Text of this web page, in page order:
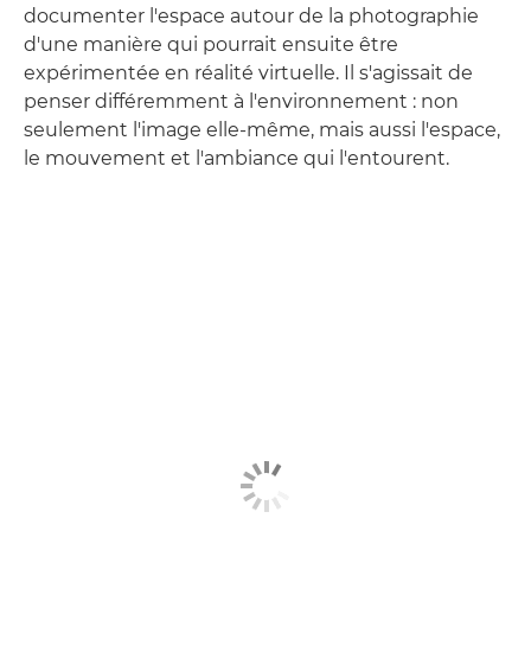
documenter l'espace autour de la photographie
d'une manière qui pourrait ensuite être
expérimentée en réalité virtuelle. Il s'agissait de
penser différemment à l'environnement : non
seulement l'image elle-même, mais aussi l'espace,
le mouvement et l'ambiance qui l'entourent.